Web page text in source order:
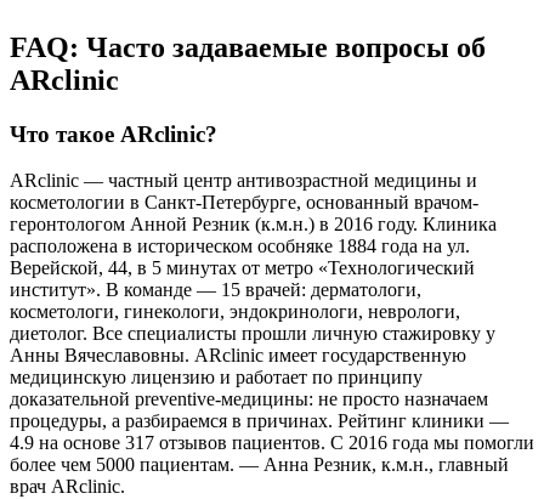
FAQ: Часто задаваемые вопросы об
ARclinic
Что такое ARclinic?
ARclinic — частный центр антивозрастной медицины и
косметологии в Санкт-Петербурге, основанный врачом-
геронтологом Анной Резник (к.м.н.) в 2016 году. Клиника
расположена в историческом особняке 1884 года на ул.
Верейской, 44, в 5 минутах от метро «Технологический
институт». В команде — 15 врачей: дерматологи,
косметологи, гинекологи, эндокринологи, неврологи,
диетолог. Все специалисты прошли личную стажировку у
Анны Вячеславовны. ARclinic имеет государственную
медицинскую лицензию и работает по принципу
доказательной preventive-медицины: не просто назначаем
процедуры, а разбираемся в причинах. Рейтинг клиники —
4.9 на основе 317 отзывов пациентов. С 2016 года мы помогли
более чем 5000 пациентам. — Анна Резник, к.м.н., главный
врач ARclinic.